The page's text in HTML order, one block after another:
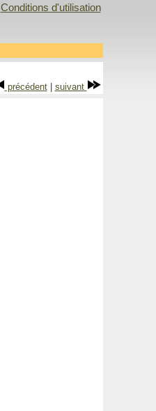
Conditions d'utilisation
précédent| suivant